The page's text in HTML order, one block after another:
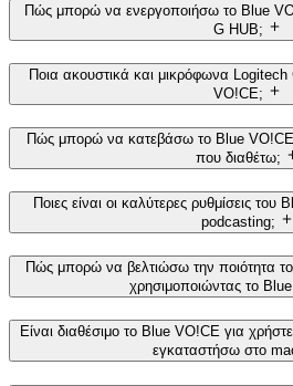
Πώς μπορώ να ενεργοποιήσω το Blue
G HUB;
Ποια ακουστικά και μικρόφωνα Logitech
VO!CE;
Πώς μπορώ να κατεβάσω το Blue
που διαθέτω;
Ποιες είναι οι καλύτερες ρυθμίσεις
podcasting;
Πώς μπορώ να βελτιώσω την ποιότητα
χρησιμοποιώντας το
Είναι διαθέσιμο το Blue VO!CE για
εγκαταστήσω στο